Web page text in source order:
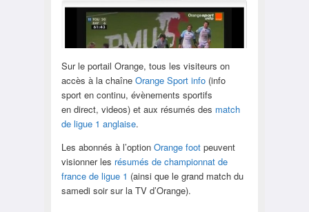
Sur le portail Orange, tous les visiteurs on
accès à la chaîne Orange Sport info(info
sport en continu, évènements sportifs
en direct, videos) et aux résumés des match
de ligue 1 anglaise.
Les abonnés à l’option Orange footpeuvent
visionner les résumés de championnat de
france de ligue 1 (ainsi que le grand match du
samedi soir sur la TV d’Orange).